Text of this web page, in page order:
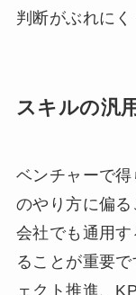
判断がぶれにく
スキルの汎
ベンチャーで
のやり方に偏
会社でも通用
ることが重要
ェクト推進、